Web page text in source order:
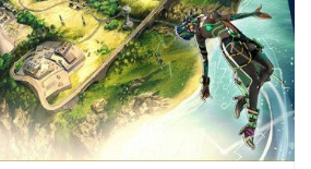
Fire Battlegrounds, es uno de
50 jugadores se enfrentarán en
Se trata de un juego de
Royale, […]